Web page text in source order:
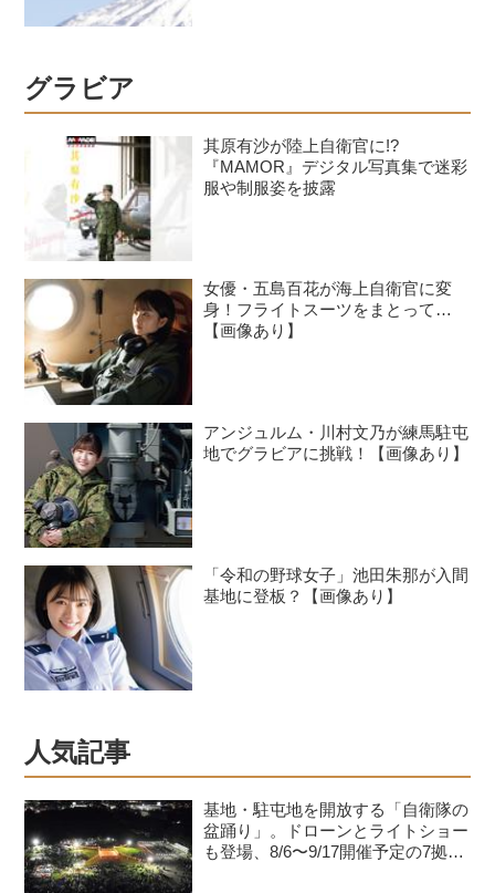
グラビア
其原有沙が陸上自衛官に!?
『MAMOR』デジタル写真集で迷彩
服や制服姿を披露
女優・五島百花が海上自衛官に変
身！フライトスーツをまとって…
【画像あり】
アンジュルム・川村文乃が練馬駐屯
地でグラビアに挑戦！【画像あり】
「令和の野球女子」池田朱那が入間
基地に登板？【画像あり】
人気記事
基地・駐屯地を開放する「自衛隊の
盆踊り」。ドローンとライトショー
も登場、8/6〜9/17開催予定の7拠点